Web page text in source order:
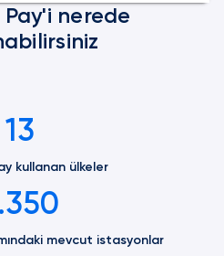
nerede
13
kullanan ülkeler
mevcut istasyonlar